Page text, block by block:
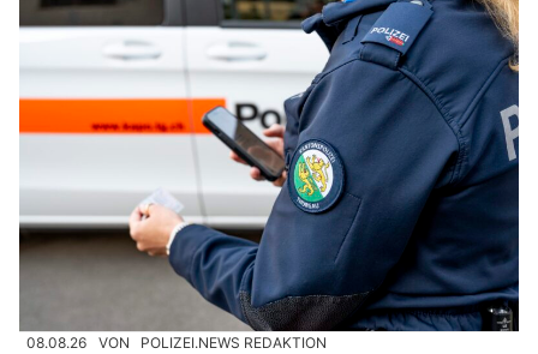
08.08.26 VON POLIZEI.NEWS REDAKTION